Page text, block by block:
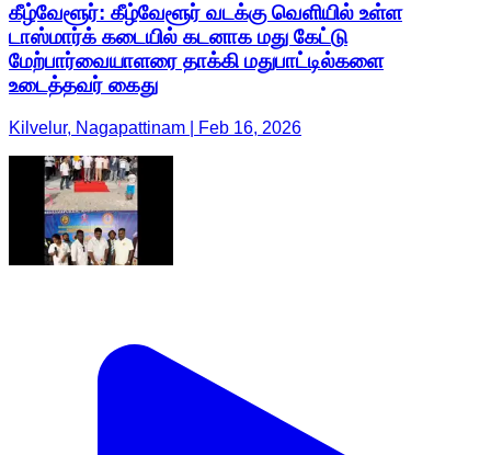
கீழ்வேளூர்: கீழ்வேளூர் வடக்கு வெளியில் உள்ள
டாஸ்மார்க் கடையில் கடனாக மது கேட்டு
மேற்பார்வையாளரை தாக்கி மதுபாட்டில்களை
உடைத்தவர் கைது
Kilvelur, Nagapattinam | Feb 16, 2026